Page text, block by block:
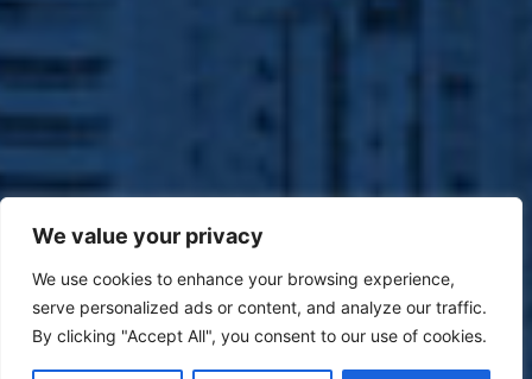
We value your privacy
We use cookies to enhance your browsing experience,
serve personalized ads or content, and analyze our traffic.
By clicking "Accept All", you consent to our use of cookies.